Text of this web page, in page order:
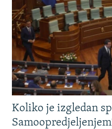
Koliko je izgledan